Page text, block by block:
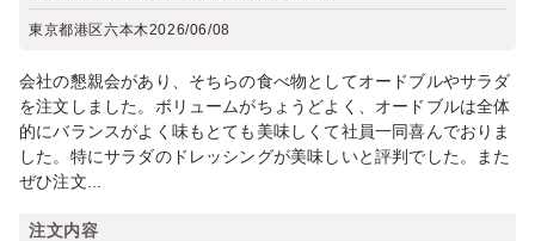
東京都港区六本木2026/06/08
会社の懇親会があり、そちらの食べ物としてオードブルやサラダ
を注文しました。ボリュームがちょうどよく、オードブルは全体
的にバランスがよく味もとても美味しくて社員一同喜んでおりま
した。特にサラダのドレッシングが美味しいと評判でした。また
ぜひ注文...
注文内容